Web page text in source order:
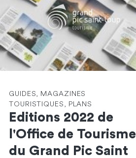
GUIDES, MAGAZINES
TOURISTIQUES, PLANS
Editions 2022 de
l'Office de Tourisme
du Grand Pic Saint